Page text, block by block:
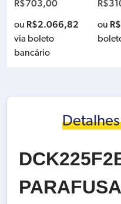
AUKEE 48-59-1812
220V
R$310,00
ouR$911,40via
boleto bancário
R$
ouR$
via